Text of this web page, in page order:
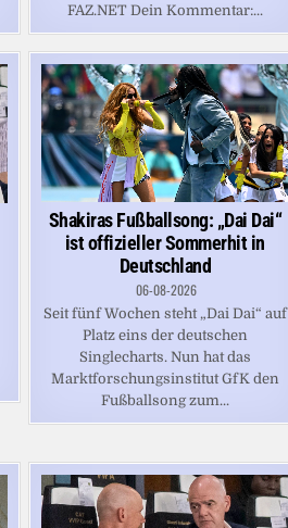
FAZ.NET Dein Kommentar:...
Shakiras Fußballsong: „Dai Dai“
ist offizieller Sommerhit in
Deutschland
06-08-2026
Seit fünf Wochen steht „Dai Dai“ auf
Platz eins der deutschen
Singlecharts. Nun hat das
Marktforschungsinstitut GfK den
Fußballsong zum...